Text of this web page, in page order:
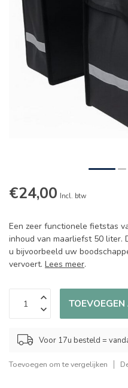
€24,00 Incl. btw
Een zeer functionele fietstas
inhoud van maarliefst 50
u bijvoorbeeld uw
vervoert. Lees meer.
Voor 17u besteld =
Toevoegen om te vergelijken